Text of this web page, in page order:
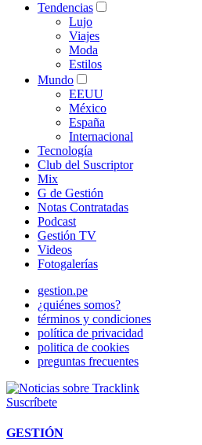
Tendencias
Lujo
Viajes
Moda
Estilos
Mundo
EEUU
México
España
Internacional
Tecnología
Club del Suscriptor
Mix
G de Gestión
Notas Contratadas
Podcast
Gestión TV
Videos
Fotogalerías
gestion.pe
¿quiénes somos?
términos y condiciones
política de privacidad
politica de cookies
preguntas frecuentes
Suscríbete
GESTIÓN